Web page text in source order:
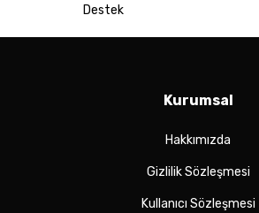
Destek
Kurumsal
Hakkımızda
Gizlilik Sözleşmesi
Kullanıcı Sözleşmesi